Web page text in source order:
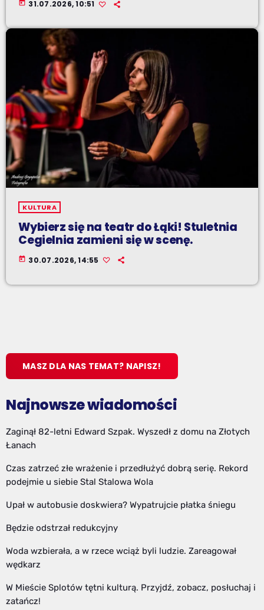
today 31.07.2026, 10:51
KULTURA
Wybierz się na teatr do Łąki! Stuletnia
Cegielnia zamieni się w scenę.
today 30.07.2026, 14:55
MASZ DLA NAS TEMAT? NAPISZ!
Najnowsze wiadomości
Zaginął 82-letni Edward Szpak. Wyszedł z domu na Złotych
Łanach
Czas zatrzeć złe wrażenie i przedłużyć dobrą serię. Rekord
podejmie u siebie Stal Stalowa Wola
Upał w autobusie doskwiera? Wypatrujcie płatka śniegu
Będzie odstrzał redukcyjny
Woda wzbierała, a w rzece wciąż byli ludzie. Zareagował
wędkarz
W Mieście Splotów tętni kulturą. Przyjdź, zobacz, posłuchaj i
zatańcz!